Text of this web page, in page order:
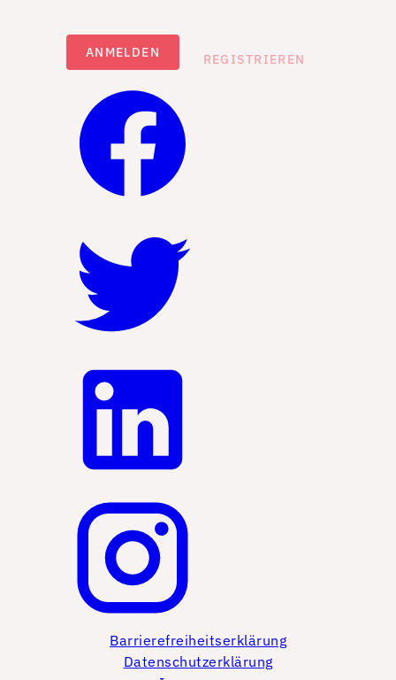
ANMELDEN REGISTRIEREN
Barrierefreiheitserklärung
Datenschutzerklärung